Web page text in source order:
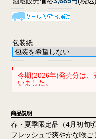
包装紙
今期(2026年)発売分は、
いました。
商品説明
春・夏季限定品（4月初旬
フレッシュで爽やかな喉